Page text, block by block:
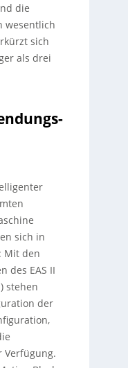
die
wesentlich
sich
als drei
sich in
Mit den
des EAS II
stehen
der
Verfügung.